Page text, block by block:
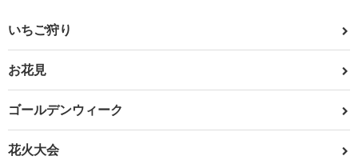
いちご狩り
お花見
ゴールデンウィーク
花火大会